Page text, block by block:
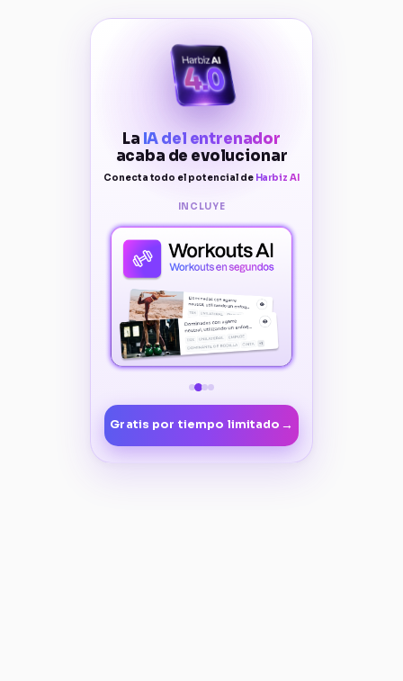
La IA del entrenador
acaba de evolucionar
Conecta todo el potencial de Harbiz AI
INCLUYE
Gratis por tiempo limitado →